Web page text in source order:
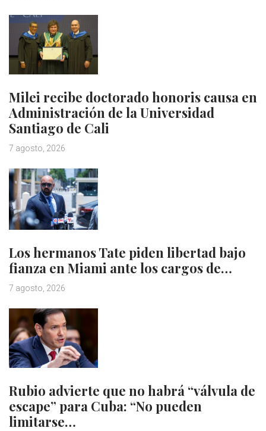
Milei recibe doctorado honoris causa en
Administración de la Universidad
Santiago de Cali
7 agosto, 2026
Los hermanos Tate piden libertad bajo
fianza en Miami ante los cargos de…
7 agosto, 2026
Rubio advierte que no habrá “válvula de
escape” para Cuba: “No pueden
limitarse…